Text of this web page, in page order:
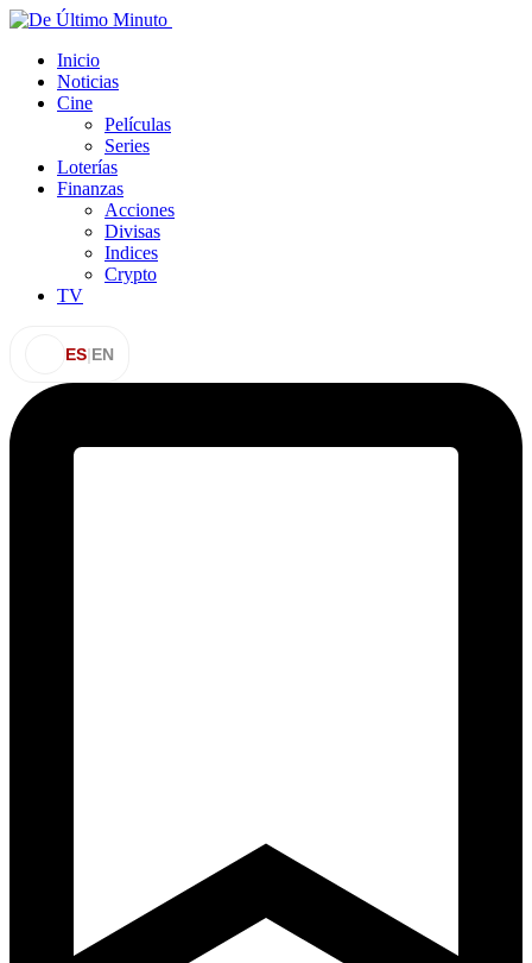
Inicio
Noticias
Cine
Películas
Series
Loterías
Finanzas
Acciones
Divisas
Indices
Crypto
TV
ES|EN